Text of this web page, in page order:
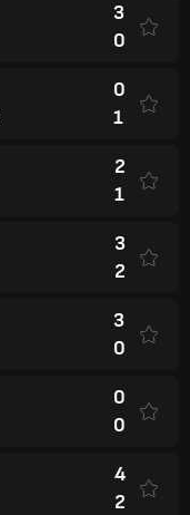
3
0
0
1
2
1
3
2
3
0
0
0
4
2